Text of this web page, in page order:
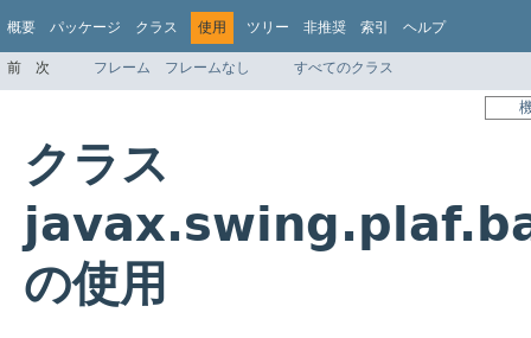
概要 パッケージ クラス 使用 ツリー 非推奨 索引 ヘルプ
前 次 フレーム フレームなし すべてのクラス
クラス
の使用